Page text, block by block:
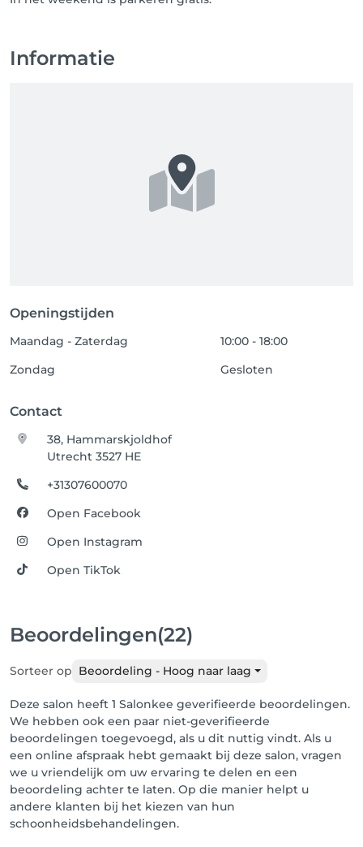
Informatie
Openingstijden
Maandag - Zaterdag
10:00 - 18:00
Zondag
Gesloten
Contact
38, Hammarskjoldhof
Utrecht 3527 HE
+31307600070
Open Facebook
Open Instagram
Open TikTok
Beoordelingen(22)
Sorteer op Beoordeling - Hoog naar laag
Deze salon heeft 1 Salonkee geverifieerde beoordelingen.
We hebben ook een paar niet-geverifieerde
beoordelingen toegevoegd, als u dit nuttig vindt. Als u
een online afspraak hebt gemaakt bij deze salon, vragen
we u vriendelijk om uw ervaring te delen en een
beoordeling achter te laten. Op die manier helpt u
andere klanten bij het kiezen van hun
schoonheidsbehandelingen.